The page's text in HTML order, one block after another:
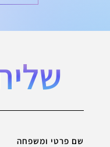
שם פרטי ומשפחה